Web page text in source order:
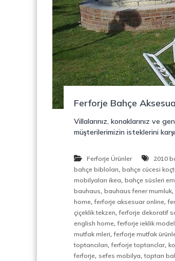
y
o
n
o
n
s
t
r
ü
k
s
y
n
,
e
l
i
k
M
e
r
d
i
v
Ferforje Bahçe
Villalarınız, konaklarınız ve
müşterilerimizin isteklerini
Ferforje Ürünler 2010
bahçe bibloları,bahçe cücesi
mobilyaları ikea,bahçe süsleri
bauhaus,bauhaus fener mumluk
home,ferforje aksesuar online,
çiçeklik tekzen,ferforje dekoratif
english home,ferforje ieklik
mutfak rnleri,ferforje mutfak
toptancıları,ferforje toptanclar,
ferforje, sefes mobilya,toptan